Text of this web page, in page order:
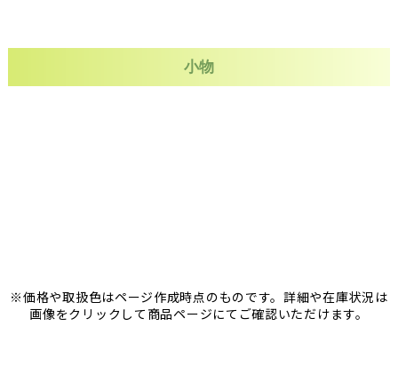
小物
※価格や取扱色はページ作成時点のものです。詳細や在庫状況は
画像をクリックして商品ページにてご確認いただけます。